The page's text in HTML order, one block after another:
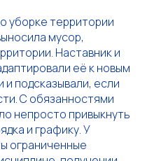
уборке территории
мусор,
Наставник и
её к новым
подсказывали, если
С обязанностями
непросто привыкнуть
и графику. У
ограниченные